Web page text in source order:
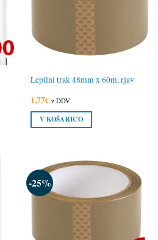
Lepilni trak 48mm x 60m, rjav
1,77€ z DDV
V KOŠARICO
-25%